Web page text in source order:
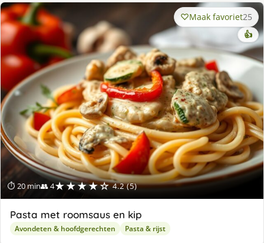
⏱ 20 min👥 4★★★★☆ 4.2 (5)
Maak favoriet25
👍
Pasta met roomsaus en kip
Avondeten & hoofdgerechten Pasta & rijst